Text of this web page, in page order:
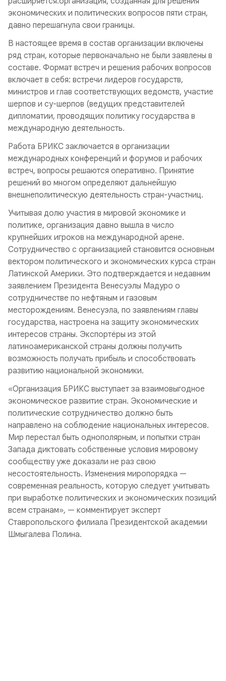
экономических и политических вопросов пяти стран,
давно перешагнула свои границы.
В настоящее время в состав организации включены
ряд стран, которые первоначально не были заявлены в
составе. Формат встреч и решения рабочих вопросов
включает в себя: встречи лидеров государств,
министров и глав соответствующих ведомств, участие
шерпов и су-шерпов (ведущих представителей
дипломатии, проводящих политику государства в
международную деятельность.
Работа БРИКС заключается в организации
международных конференций и форумов и рабочих
встреч, вопросы решаются оперативно. Принятие
решений во многом определяют дальнейшую
внешнеполитическую деятельность стран-участниц.
Учитывая долю участия в мировой экономике и
политике, организация давно вышла в число
крупнейших игроков на международной арене.
Сотрудничество с организацией становится основным
вектором политического и экономических курса стран
Латинской Америки. Это подтверждается и недавним
заявлением Президента Венесуэлы Мадуро о
сотрудничестве по нефтяным и газовым
месторождениям. Венесуэла, по заявлениям главы
государства, настроена на защиту экономических
интересов страны. Экспортёры из этой
латиноамериканской страны должны получить
возможность получать прибыль и способствовать
развитию национальной экономики.
«Организация БРИКС выступает за взаимовыгодное
экономическое развитие стран. Экономические и
политические сотрудничество должно быть
направлено на соблюдение национальных интересов.
Мир перестал быть однополярным, и попытки стран
Запада диктовать собственные условия мировому
сообществу уже доказали не раз свою
несостоятельность. Изменения миропорядка —
современная реальность, которую следует учитывать
при выработке политических и экономических позиций
всем странам», — комментирует эксперт
Ставропольского филиала Президентской академии
Шмыгалева Полина.